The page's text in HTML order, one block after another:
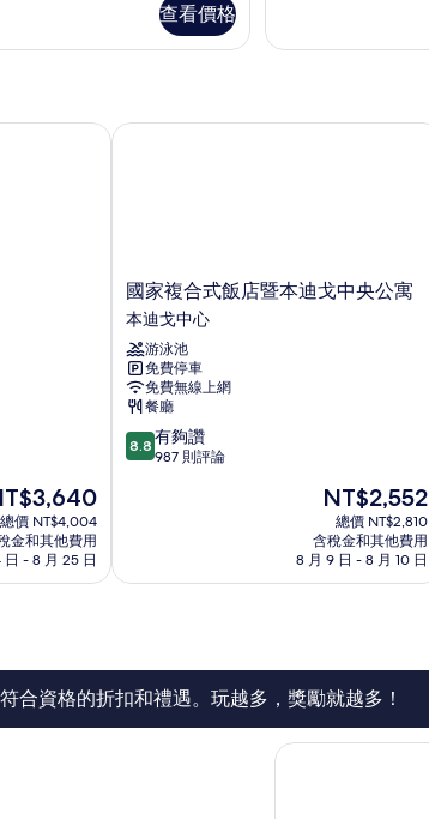
查看價格
相
客
情
總價 NT$4,004
金和其他費用
日 - 8 月 25 日
國
家
複
合
式
飯
店
暨
本
寓
中
心
國家複合式飯店暨本迪戈中央公寓
本迪戈中心
游泳池
免費停車
免費無線上網
餐廳
8.8
分，
夠
評
論
8.8 有夠讚
987 則評論
現
在
價
格
為
NT$2,552
總價 NT$2,810
含稅金和其他費用
8 月 9 日 - 8 月 10 日
國家複合式飯店暨本迪戈中央公寓
合資格的折扣和禮遇。玩越多，獎勵就越多！